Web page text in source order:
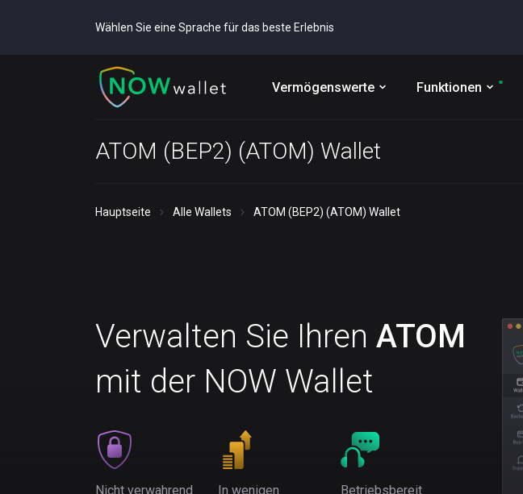
Wählen Sie eine Sprache für das beste Erlebnis
Vermögenswerte Funktionen
ATOM (BEP2) (ATOM) Wallet
Hauptseite Alle Wallets ATOM (BEP2) (ATOM) Wallet
Verwalten Sie Ihren ATOM
mit der NOW Wallet
Nicht verwahrend
In wenigen
Betriebsbereit